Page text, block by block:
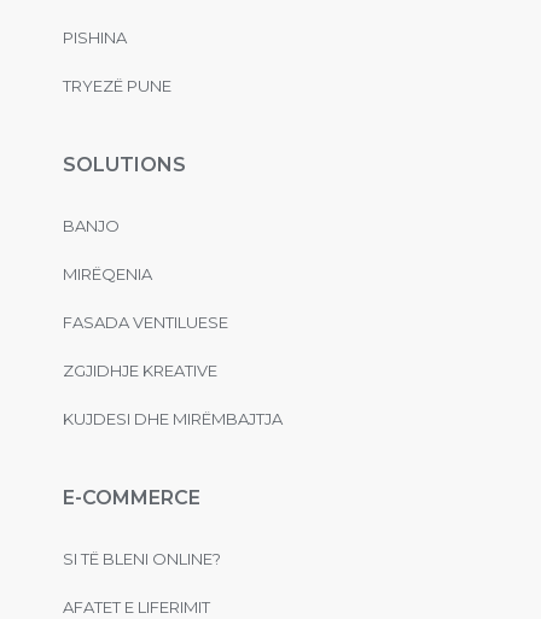
PISHINA
TRYEZË PUNE
SOLUTIONS
BANJO
MIRËQENIA
FASADA VENTILUESE
ZGJIDHJE KREATIVE
KUJDESI DHE MIRËMBAJTJA
E-COMMERCE
SI TË BLENI ONLINE?
AFATET E LIFERIMIT